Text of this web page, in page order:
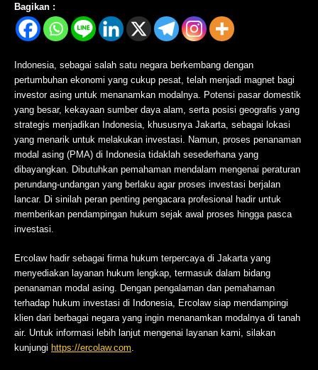
Bagikan :
Indonesia, sebagai salah satu negara berkembang dengan
pertumbuhan ekonomi yang cukup pesat, telah menjadi magnet bagi
investor asing untuk menanamkan modalnya. Potensi pasar domestik
yang besar, kekayaan sumber daya alam, serta posisi geografis yang
strategis menjadikan Indonesia, khususnya Jakarta, sebagai lokasi
yang menarik untuk melakukan investasi. Namun, proses penanaman
modal asing (PMA) di Indonesia tidaklah sesederhana yang
dibayangkan. Dibutuhkan pemahaman mendalam mengenai peraturan
perundang-undangan yang berlaku agar proses investasi berjalan
lancar. Di sinilah peran penting pengacara profesional hadir untuk
memberikan pendampingan hukum sejak awal proses hingga pasca
investasi.
Ercolaw hadir sebagai firma hukum terpercaya di Jakarta yang
menyediakan layanan hukum lengkap, termasuk dalam bidang
penanaman modal asing. Dengan pengalaman dan pemahaman
terhadap hukum investasi di Indonesia, Ercolaw siap mendampingi
klien dari berbagai negara yang ingin menanamkan modalnya di tanah
air. Untuk informasi lebih lanjut mengenai layanan kami, silakan
kunjungi https://ercolaw.com.